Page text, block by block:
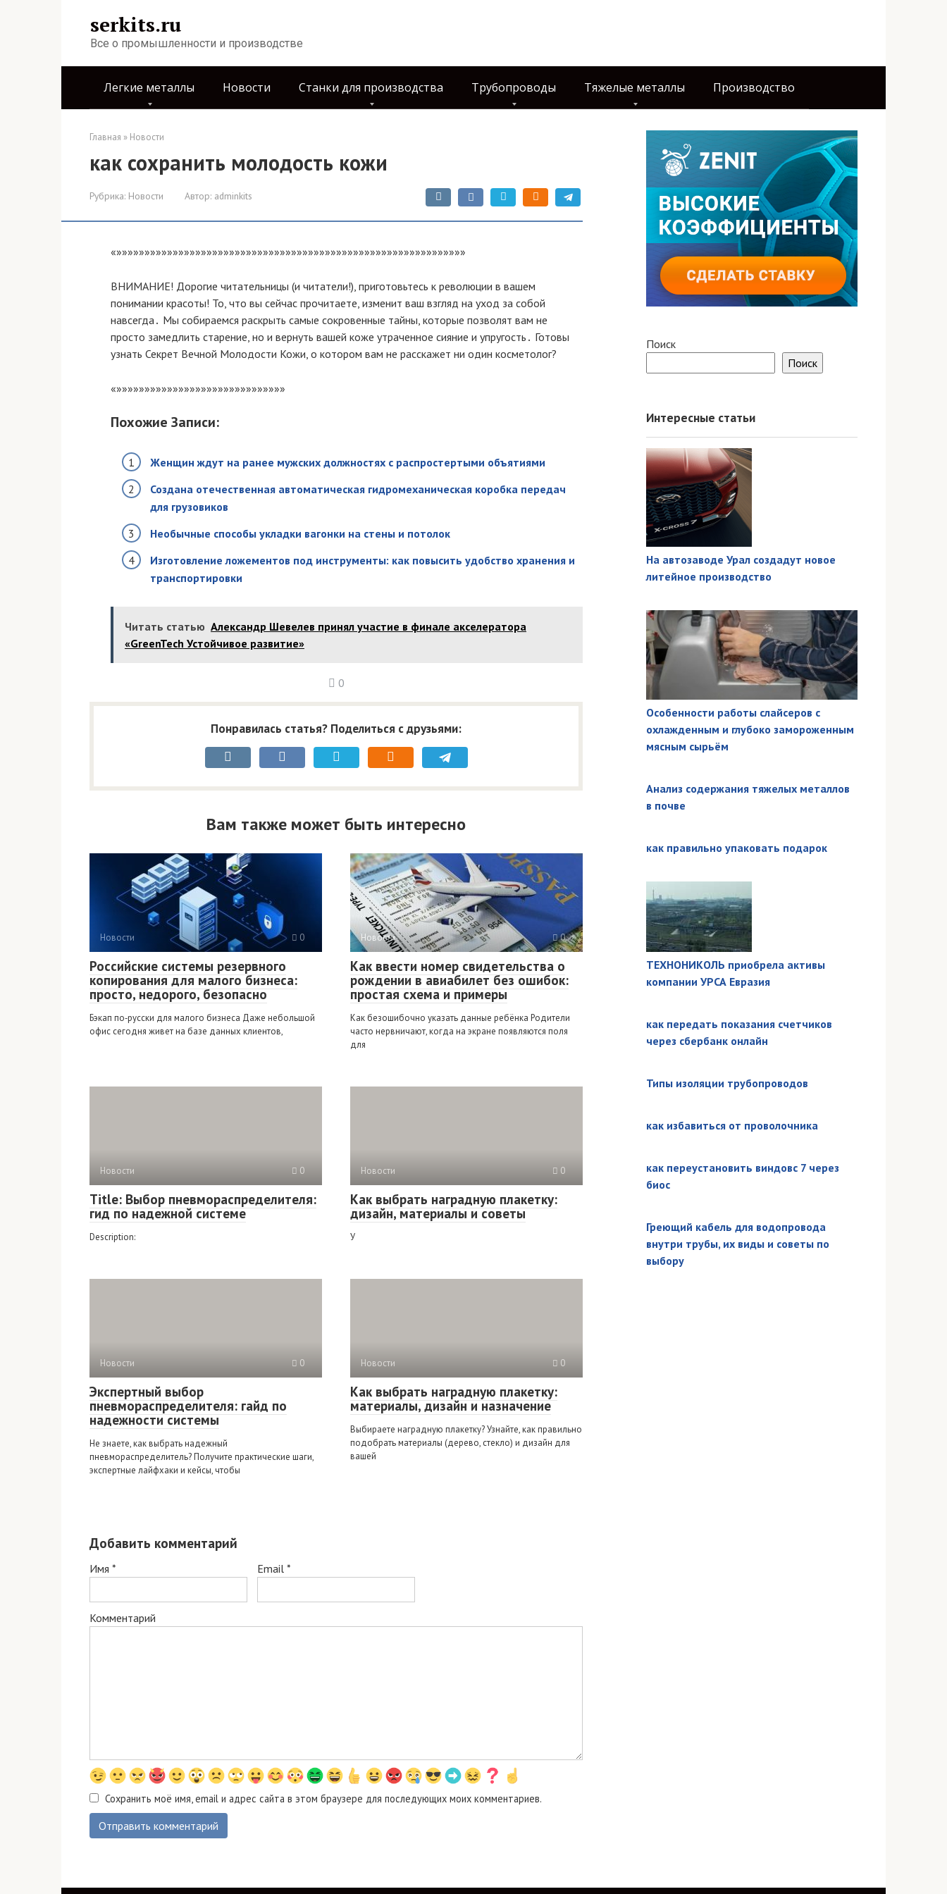
serkits.ru
Все о промышленности и производстве
Легкие металлы Новости Станки для производства Трубопроводы Тяжелые металлы Производство
Главная » Новости
как сохранить молодость кожи
Рубрика: Новости Автор: adminkits
«»»»»»»»»»»»»»»»»»»»»»»»»»»»»»»»»»»»»»»»»»»»»»»»»»»»»»»»»»»»»»»
ВНИМАНИЕ! Дорогие читательницы (и читатели!), приготовьтесь к революции в вашем
понимании красоты! То, что вы сейчас прочитаете, изменит ваш взгляд на уход за собой
навсегда․ Мы собираемся раскрыть самые сокровенные тайны, которые позволят вам не
просто замедлить старение, но и вернуть вашей коже утраченное сияние и упругость․ Готовы
узнать Секрет Вечной Молодости Кожи, о котором вам не расскажет ни один косметолог?
«»»»»»»»»»»»»»»»»»»»»»»»»»»»»»»
Похожие Записи:
Женщин ждут на ранее мужских должностях с распростертыми объятиями
Создана отечественная автоматическая гидромеханическая коробка передач
для грузовиков
Необычные способы укладки вагонки на стены и потолок
Изготовление ложементов под инструменты: как повысить удобство хранения и
транспортировки
Читать статью Александр Шевелев принял участие в финале акселератора
«GreenTech Устойчивое развитие»
0
Понравилась статья? Поделиться с друзьями:
Вам также может быть интересно
Новости 0
Российские системы резервного
копирования для малого бизнеса:
просто, недорого, безопасно
Бэкап по‑русски для малого бизнеса Даже небольшой
офис сегодня живет на базе данных клиентов,
Новости 0
Как ввести номер свидетельства о
рождении в авиабилет без ошибок:
простая схема и примеры
Как безошибочно указать данные ребёнка Родители
часто нервничают, когда на экране появляются поля
для
Новости 0
Title: Выбор пневмораспределителя:
гид по надежной системе
Description:
Новости 0
Как выбрать наградную плакетку:
дизайн, материалы и советы
У
Новости 0
Экспертный выбор
пневмораспределителя: гайд по
надежности системы
Не знаете, как выбрать надежный
пневмораспределитель? Получите практические шаги,
экспертные лайфхаки и кейсы, чтобы
Новости 0
Как выбрать наградную плакетку:
материалы, дизайн и назначение
Выбираете наградную плакетку? Узнайте, как правильно
подобрать материалы (дерево, стекло) и дизайн для
вашей
Добавить комментарий
Имя * Email *
Комментарий
Сохранить моё имя, email и адрес сайта в этом браузере для последующих моих комментариев.
Поиск
Поиск
Интересные статьи
На автозаводе Урал создадут новое
литейное производство
Особенности работы слайсеров с
охлажденным и глубоко замороженным
мясным сырьём
Анализ содержания тяжелых металлов
в почве
как правильно упаковать подарок
ТЕХНОНИКОЛЬ приобрела активы
компании УРСА Евразия
как передать показания счетчиков
через сбербанк онлайн
Типы изоляции трубопроводов
как избавиться от проволочника
как переустановить виндовс 7 через
биос
Греющий кабель для водопровода
внутри трубы, их виды и советы по
выбору